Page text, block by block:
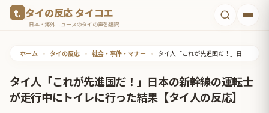
タイの反応 タイコエ
日本・海外ニュースのタイの声を翻訳
ホーム • タイの反応 • 社会・事件・マナー • タイ人「これが先進国だ！」日本の新幹線の運転士が走行中にトイレに行った結果【タイ人の反応】
タイ人「これが先進国だ！」日本の新幹線の運転士
が走行中にトイレに行った結果【タイ人の反応】